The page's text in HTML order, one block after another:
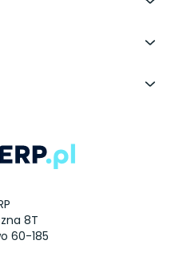
8T
60-185